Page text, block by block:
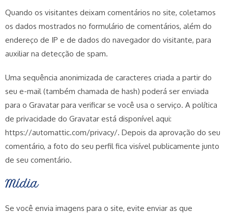
Quando os visitantes deixam comentários no site, coletamos
os dados mostrados no formulário de comentários, além do
endereço de IP e de dados do navegador do visitante, para
auxiliar na detecção de spam.
Uma sequência anonimizada de caracteres criada a partir do
seu e-mail (também chamada de hash) poderá ser enviada
para o Gravatar para verificar se você usa o serviço. A política
de privacidade do Gravatar está disponível aqui:
https://automattic.com/privacy/. Depois da aprovação do seu
comentário, a foto do seu perfil fica visível publicamente junto
de seu comentário.
Mídia
Se você envia imagens para o site, evite enviar as que